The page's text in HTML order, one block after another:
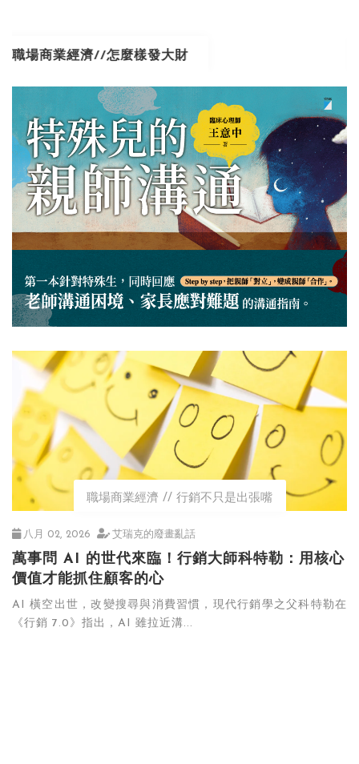
來點正能量//提升自我
職場商業經濟 行銷不只是出張嘴
八月 02, 2026 艾瑞克的廢畫亂話
萬事問 AI 的世代來臨！行銷大師科特勒：用核心
價值才能抓住顧客的心
AI 橫空出世，改變搜尋與消費習慣，現代行銷學之父科特勒在
《行銷 7.0》指出，AI 雖拉近溝...